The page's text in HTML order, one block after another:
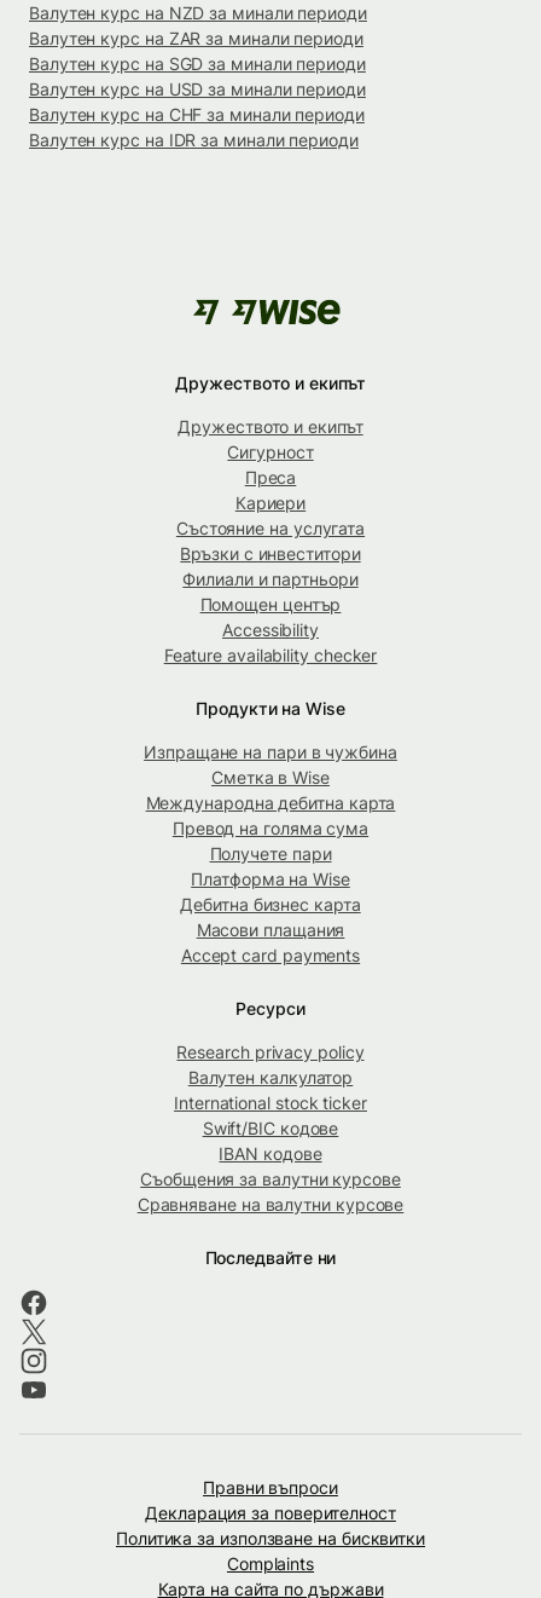
Валутен курс на NZD за минали периоди
Валутен курс на ZAR за минали периоди
Валутен курс на SGD за минали периоди
Валутен курс на USD за минали периоди
Валутен курс на CHF за минали периоди
Валутен курс на IDR за минали периоди
Дружеството и екипът
Дружеството и екипът
Сигурност
Преса
Кариери
Състояние на услугата
Връзки с инвеститори
Филиали и партньори
Помощен център
Accessibility
Feature availability checker
Продукти на Wise
Изпращане на пари в чужбина
Сметка в Wise
Международна дебитна карта
Превод на голяма сума
Получете пари
Платформа на Wise
Дебитна бизнес карта
Масови плащания
Accept card payments
Ресурси
Research privacy policy
Валутен калкулатор
International stock ticker
Swift/BIC кодове
IBAN кодове
Съобщения за валутни курсове
Сравняване на валутни курсове
Последвайте ни
Правни въпроси
Декларация за поверителност
Политика за използване на бисквитки
Complaints
Карта на сайта по държави